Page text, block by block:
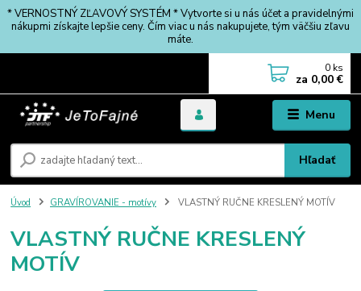
* VERNOSTNÝ ZĽAVOVÝ SYSTÉM * Vytvorte si u nás účet a pravidelnými
nákupmi získajte lepšie ceny. Čím viac u nás nakupujete, tým väčšiu zľavu
máte.
Menu
Hľadať
0 ks
za 0,00 €
Úvod GRAVÍROVANIE - motívy VLASTNÝ RUČNE KRESLENÝ MOTÍV
VLASTNÝ RUČNE KRESLENÝ
MOTÍV